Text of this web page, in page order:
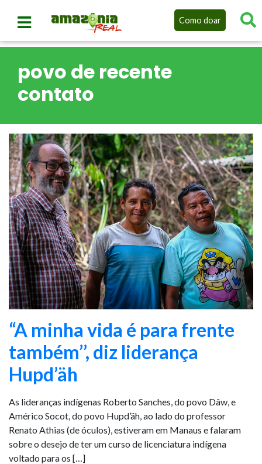
Como doar
povo de recente
contato
“A minha vida é para frente
também’’, diz liderança
Hupd’äh
As lideranças indígenas Roberto Sanches, do povo Dâw, e
Américo Socot, do povo Hupd’äh, ao lado do professor
Renato Athias (de óculos), estiveram em Manaus e falaram
sobre o desejo de ter um curso de licenciatura indígena
voltado para os […]